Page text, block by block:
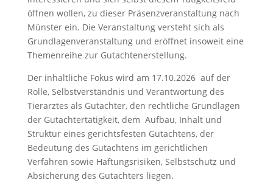
öffnen wollen, zu dieser Präsenzveranstaltung nach
Münster ein. Die Veranstaltung versteht sich als
Grundlagenveranstaltung und eröffnet insoweit eine
Themenreihe zur Gutachtenerstellung.
Der inhaltliche Fokus wird am 17.10.2026 auf der
Rolle, Selbstverständnis und Verantwortung des
Tierarztes als Gutachter, den rechtliche Grundlagen
der Gutachtertätigkeit, dem Aufbau, Inhalt und
Struktur eines gerichtsfesten Gutachtens, der
Bedeutung des Gutachtens im gerichtlichen
Verfahren sowie Haftungsrisiken, Selbstschutz und
Absicherung des Gutachters liegen.